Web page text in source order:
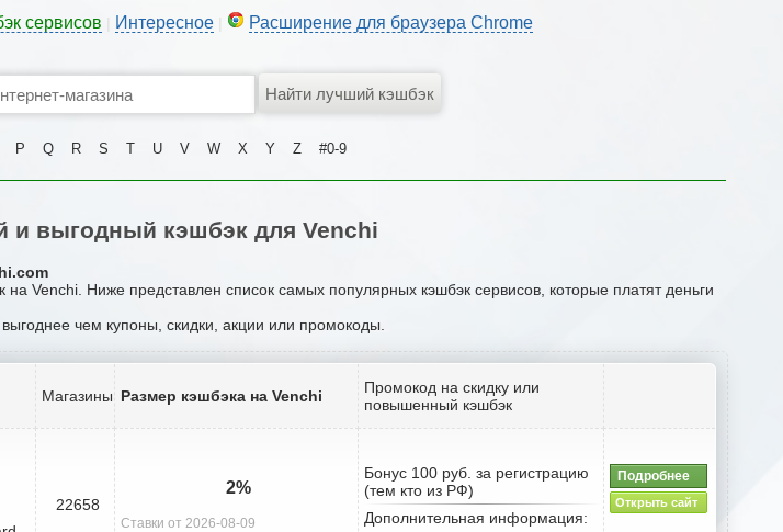
сервисов Интересное Расширение для браузера Chrome
P Q R S T U V W X Y Z #0-9
выгодный кэшбэк для Venchi
Venchi. Ниже представлен список самых популярных кэшбэк сервисов, которые платят деньги
чем купоны, скидки, акции или промокоды.
Магазины Размер кэшбэка на Venchi
Промокод на скидку или
повышенный кэшбэк
22658
2%
Ставки от 2026-08-09
Бонус 100 руб. за регистрацию
(тем кто из РФ)
Дополнительная информация:
Подробнее
Открыть сайт